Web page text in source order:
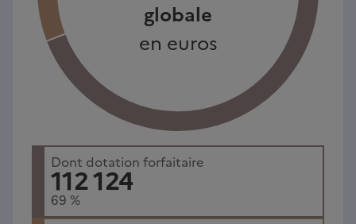
globale
en euros
Dont dotation forfaitaire
112 124
69 %